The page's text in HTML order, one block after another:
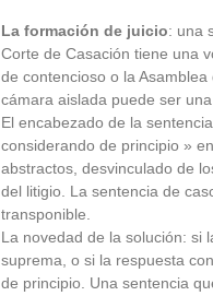
La formación de juicio: una
Corte de Casación tiene una
de contencioso o la
cámara aislada puede ser
El encabezado de la
considerando de principio »
abstractos, desvinculado de
del litigio. La sentencia de
transponible.
La novedad de la solución: si
suprema, o si la respuesta
de principio. Una sentencia